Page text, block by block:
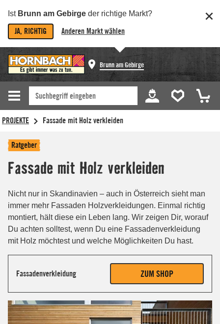
Ist Brunn am Gebirge der richtige Markt?
JA, RICHTIG Anderen Markt wählen
Brunn am Gebirge